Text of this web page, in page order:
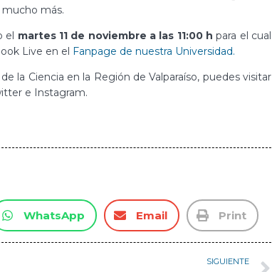
mucho más.
el martes 11 de noviembre a las 11:00 h para el cual
Live en el Fanpage de nuestra Universidad.
la Ciencia en la Región de Valparaíso, puedes visitar
e Instagram.
WhatsApp Email Print
SIGUIENTE